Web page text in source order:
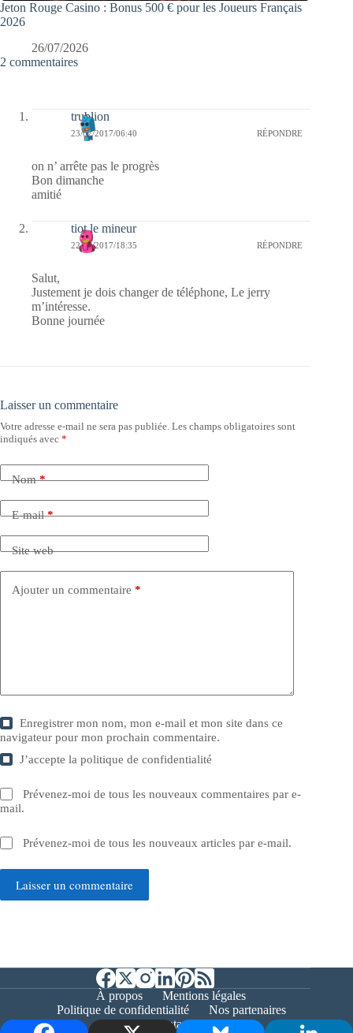
Jeton Rouge Casino : Bonus 500 € pour les Joueurs Français
2026
26/07/2026
2 commentaires
trublion
23/07/2017/06:40 RÉPONDRE
on n’ arrête pas le progrès
Bon dimanche
amitié
tiot le mineur
22/07/2017/18:35 RÉPONDRE
Salut,
Justement je dois changer de téléphone, Le jerry
m’intéresse.
Bonne journée
Laisser un commentaire
Votre adresse e-mail ne sera pas publiée. Les champs obligatoires sont
indiqués avec *
Nom*
E-mail*
Site web
Ajouter un commentaire *
Enregistrer mon nom, mon e-mail et mon site dans ce
navigateur pour mon prochain commentaire.
J’accepte lapolitique de confidentialité
Prévenez-moi de tous les nouveaux commentaires par e-
mail.
Prévenez-moi de tous les nouveaux articles par e-mail.
Laisser un commentaire
À propos
Mentions légales
Politique de confidentialité
Nos partenaires
Contact